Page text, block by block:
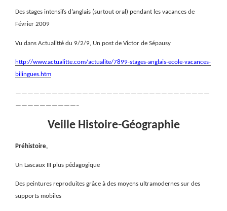
Des stages intensifs d’anglais (surtout oral) pendant les vacances de
Février 2009
Vu dans Actualitté du 9/2/9, Un post de Victor de Sépausy
http://www.actualitte.com/actualite/7899-stages-anglais-ecole-vacances-
bilingues.htm
————————————————————————————————
——————————–
Veille Histoire-Géographie
Préhistoire,
Un Lascaux III plus pédagogique
Des peintures reproduites grâce à des moyens ultramodernes sur des
supports mobiles